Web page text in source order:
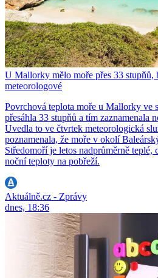
U Mallorky mělo moře přes 33 stupňů,
meteorologové
Povrchová teplota moře u Mallorky ve
přesáhla 33 stupňů a tím zaznamenala
Uvedla to ve čtvrtek meteorologická
poznamenala, že moře v okolí
Středomoří je letos nadprůměrně
noční teploty na pobřeží.
Aktuálně.cz - Zprávy
dnes, 18:36